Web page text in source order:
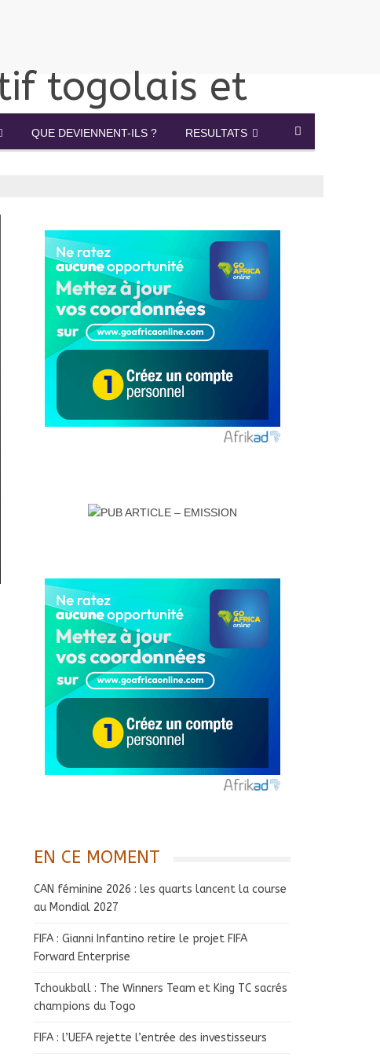
QUE DEVIENNENT-ILS ? RESULTATS
EN CE MOMENT
CAN féminine 2026 : les quarts lancent la course
au Mondial 2027
FIFA : Gianni Infantino retire le projet FIFA
Forward Enterprise
Tchoukball : The Winners Team et King TC sacrés
champions du Togo
FIFA : l’UEFA rejette l’entrée des investisseurs